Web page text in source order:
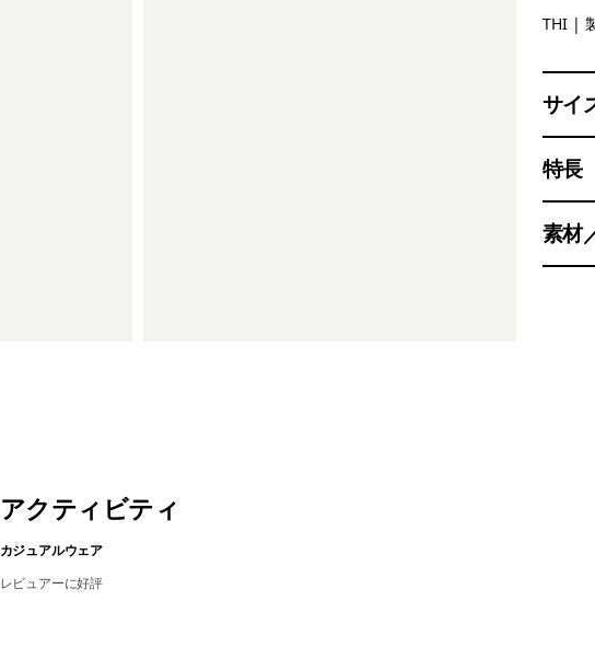
Thin
THI |
サイ
特長
素材
アクティビティ
カジュアルウェア
レビュアーに好評